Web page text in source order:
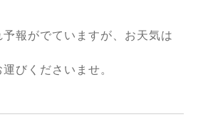
報がでていますが、お天気は
びくださいませ。